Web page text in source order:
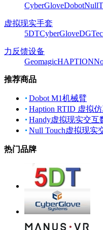
CyberGloveDobot
虚拟现实手套
5DTCyberGlove
力反馈设备
GeomagicHAPTION
推荐商品
Dobot M1机械臂
Haption RTID 虚拟
Handy虚拟现实交互
Null Touch虚拟现实
热门品牌